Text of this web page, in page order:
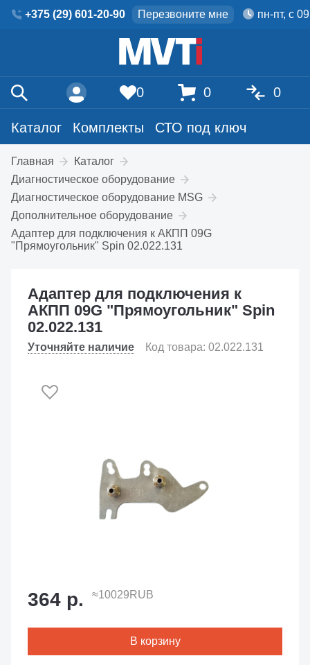
+375 (29) 601-20-90 Перезвоните мне пн-пт, с
Каталог Комплекты СТО под ключ
0 0 0
Главная
Каталог
Диагностическое оборудование
Диагностическое оборудование MSG
Дополнительное оборудование
Адаптер для подключения к АКПП 09G
"Прямоугольник" Spin 02.022.131
Адаптер для подключения к
АКПП 09G "Прямоугольник" Spin
02.022.131
Уточняйте наличие Код товара: 02.022.131
364 р. ≈10029RUB
В корзину